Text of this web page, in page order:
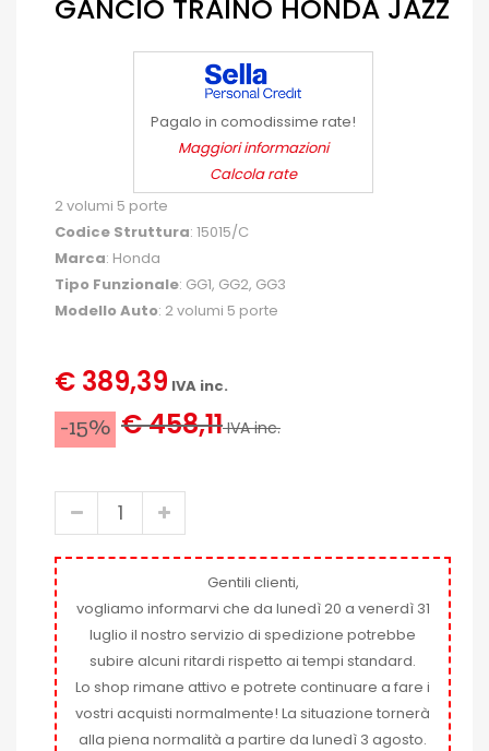
GANCIO TRAINO HONDA JAZZ
Pagalo in comodissime rate!
Maggiori informazioni
Calcola rate
2 volumi 5 porte
Codice Struttura: 15015/C
Marca: Honda
Tipo Funzionale: GG1, GG2, GG3
Modello Auto: 2 volumi 5 porte
€ 389,39 IVA inc.
-15% € 458,11IVA inc.
Gentili clienti,
vogliamo informarvi che da lunedì 20 a venerdì 31
luglio il nostro servizio di spedizione potrebbe
subire alcuni ritardi rispetto ai tempi standard.
Lo shop rimane attivo e potrete continuare a fare i
vostri acquisti normalmente! La situazione tornerà
alla piena normalità a partire da lunedì 3 agosto.